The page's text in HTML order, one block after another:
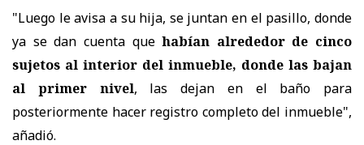
"Luego le avisa a su hija, se juntan en el pasillo, donde
ya se dan cuenta quehabían alrededor de cinco
sujetos al interior del inmueble, donde las bajan
al primer nivel, las dejan en el baño para
posteriormente hacer registro completo del inmueble",
añadió.